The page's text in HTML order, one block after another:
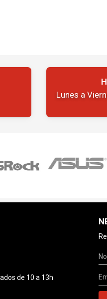
Lunes a
de 10 a 13h